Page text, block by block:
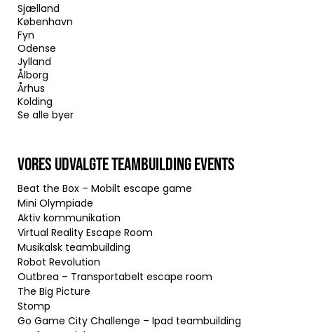
Sjælland
København
Fyn
Odense
Jylland
Ålborg
Århus
Kolding
Se alle byer
VORES UDVALGTE TEAMBUILDING EVENTS
Beat the Box – Mobilt escape game
Mini Olympiade
Aktiv kommunikation
Virtual Reality Escape Room
Musikalsk teambuilding
Robot Revolution
Outbrea – Transportabelt escape room
The Big Picture
Stomp
Go Game City Challenge – Ipad teambuilding